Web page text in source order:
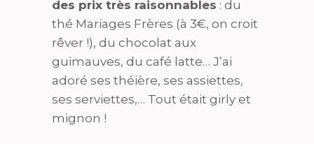
des prix très raisonnables : du
thé Mariages Frères (à 3€, on croit
rêver !), du chocolat aux
guimauves, du café latte… J’ai
adoré ses théière, ses assiettes,
ses serviettes,… Tout était girly et
mignon !